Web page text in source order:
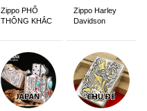
Zippo PHỔ
THÔNG KHẮC
Zippo Harley
Davidson